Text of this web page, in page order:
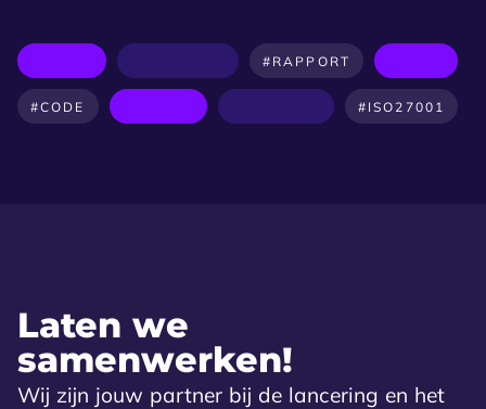
#RAPPORT
#CODE #ISO27001
Laten we
samenwerken!
Wij zijn jouw partner bij de lancering en het